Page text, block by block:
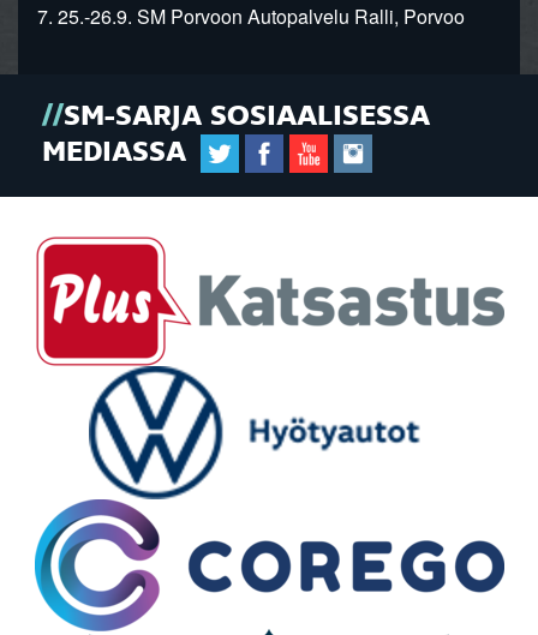
7. 25.-26.9. SM Porvoon Autopalvelu Ralli, Porvoo
SM-SARJA SOSIAALISESSA
MEDIASSA